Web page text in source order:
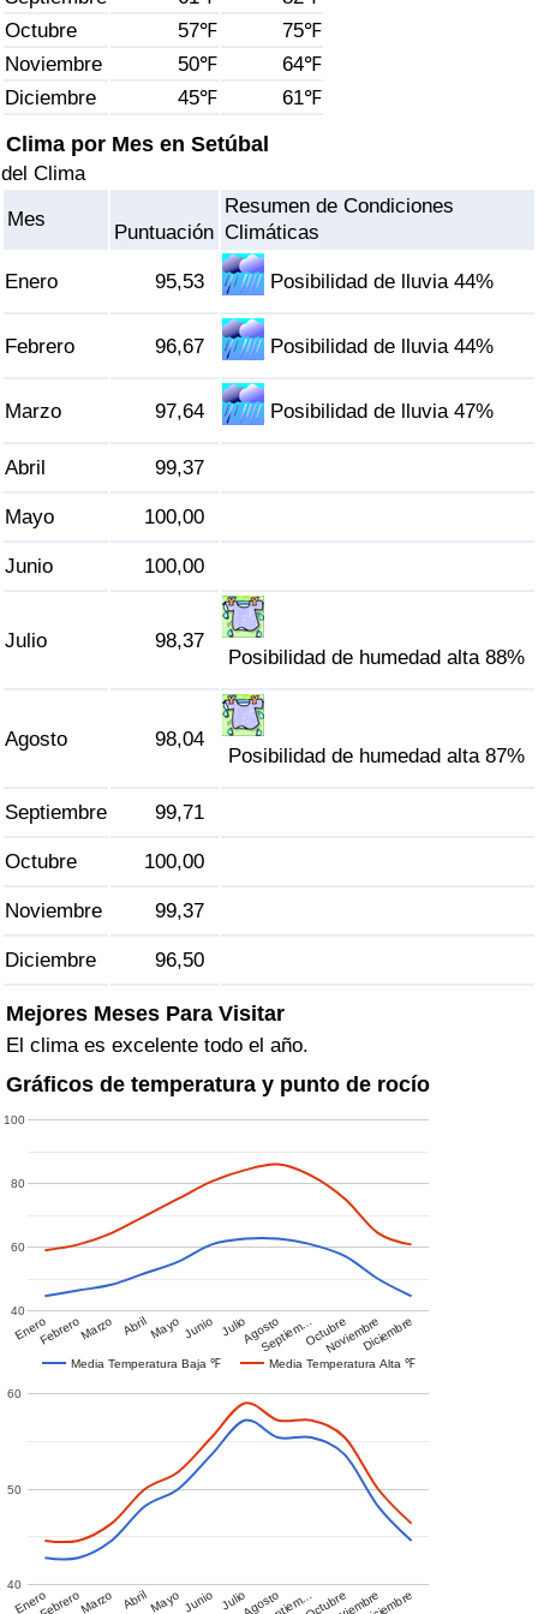
Octubre
57℉
75℉
Noviembre
50℉
64℉
Diciembre
45℉ 61℉
Clima por Mes en Setúbal
del Clima
Mes
Puntuación
Resumen de Condiciones
Climáticas
Enero 95,53 Posibilidad de lluvia 44%
Febrero 96,67 Posibilidad de lluvia 44%
Marzo 97,64 Posibilidad de lluvia 47%
Abril 99,37
Mayo 100,00
Junio 100,00
Julio 98,37
Posibilidad de humedad alta 88%
Agosto 98,04
Posibilidad de humedad alta 87%
Septiembre 99,71
Octubre 100,00
Noviembre 99,37
Diciembre 96,50
Mejores Meses Para Visitar
El clima es excelente todo el año.
Gráficos de temperatura y punto de rocío
Media Temperatura Baja ℉ Media Temperatura Alta ℉
EneroFebreroMarzo AbrilMayo Junio JulioAgosto
Septiem…OctubreNoviembreDiciembre
40
60
80
100
EneroFebreroMarzo AbrilMayo Junio JulioAgosto Octubre
40
50
60
Índice de criminalidad por país
Sanidad
Índice de Sanidad (Actual)
Índice de Sanidad por País
Índice de Contaminación (Actual)
Tráfico
Índice de Tráfico por País